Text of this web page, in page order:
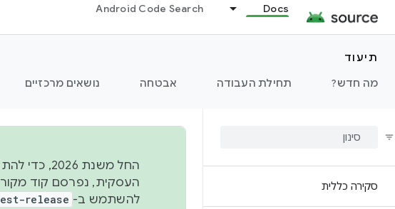
Docs
Android Code Search
תיעוד
מה חדש?
תחילת העבודה אבטחה נושאים מרכזיים
סקירה כללית
החל משנת
להשתמש ב- release